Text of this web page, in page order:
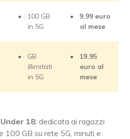
100 GB
in 5G
9,99 euro
al mese
GB
illimitati
in 5G
19,95
euro al
mese
18: dedicata ai ragazzi
100 GB su rete 5G, minuti e